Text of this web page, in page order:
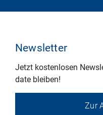
Newsletter
Jetzt kostenlosen
date bleiben!
Zur